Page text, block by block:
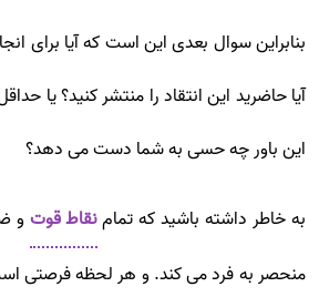
بنابراین سوال بعدی این است که آیا برای
آیا حاضرید این انتقاد را منتشر کنید؟ یا
این باور چه حسی به شما دست می دهد؟
به خاطر داشته باشید که تمامنقاط قوت و
منحصر به فرد می کند. و هر لحظه فرصتی